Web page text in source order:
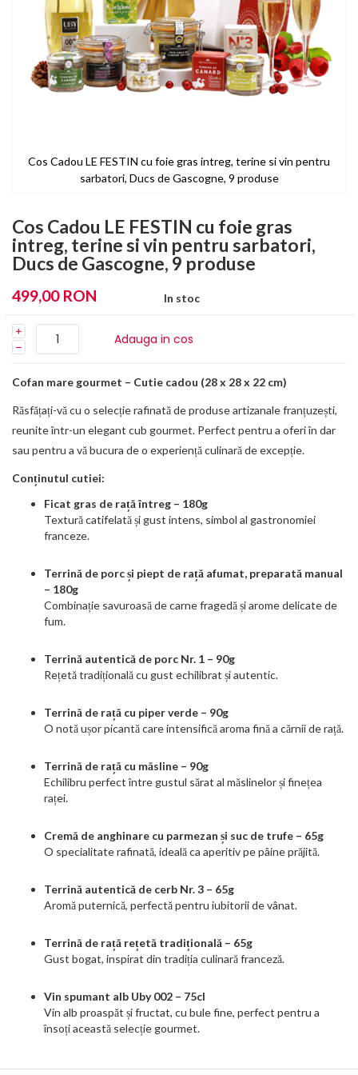
Cos Cadou LE FESTIN cu foie gras
intreg, terine si vin pentru sarbatori,
Ducs de Gascogne, 9 produse
499,00 RON In stoc
Adauga in cos
Cofan mare gourmet – Cutie cadou (28 x 28 x 22 cm)
Răsfățați-vă cu o selecție rafinată de produse artizanale franțuzești,
reunite într-un elegant cub gourmet. Perfect pentru a oferi în dar
sau pentru a vă bucura de o experiență culinară de excepție.
Conținutul cutiei:
Ficat gras de rață întreg – 180g
Textură catifelată și gust intens, simbol al gastronomiei
franceze.
Terrină de porc și piept de rață afumat, preparată manual
– 180g
Combinație savuroasă de carne fragedă și arome delicate de
fum.
Terrină autentică de porc Nr. 1 – 90g
Rețetă tradițională cu gust echilibrat și autentic.
Terrină de rață cu piper verde – 90g
O notă ușor picantă care intensifică aroma fină a cărnii de rață.
Terrină de rață cu măsline – 90g
Echilibru perfect între gustul sărat al măslinelor și finețea
raței.
Cremă de anghinare cu parmezan și suc de trufe – 65g
O specialitate rafinată, ideală ca aperitiv pe pâine prăjită.
Terrină autentică de cerb Nr. 3 – 65g
Aromă puternică, perfectă pentru iubitorii de vânat.
Terrină de rață rețetă tradițională – 65g
Gust bogat, inspirat din tradiția culinară franceză.
Vin spumant alb Uby 002 – 75cl
Vin alb proaspăt și fructat, cu bule fine, perfect pentru a
însoți această selecție gourmet.
Cos Cadou LE FESTIN cu foie gras intreg, terine si vin pentru
sarbatori, Ducs de Gascogne, 9 produse
the
beginning
images